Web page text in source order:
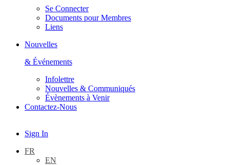
Se Connecter
Documents pour Membres
Liens
Nouvelles
& Événements
Infolettre
Nouvelles & Communiqués
Évènements à Venir
Contactez-Nous
Sign In
FR
EN